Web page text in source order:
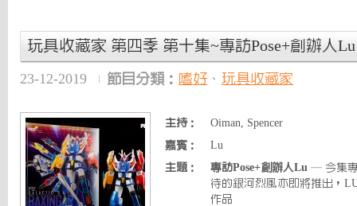
玩具收藏家 第四季 第十集~專訪Pose+創辦人Lu
23-12-2019 節目分類： 嗜好 、 玩具收藏家
主持：
Oiman, Spencer
嘉賓：
Lu
主題：
專訪Pose+創辦人Lu — 今集專
待的銀河烈風亦即將推出，
作品